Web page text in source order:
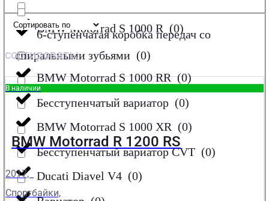
BMW Motorrad S 1000 R (0)
BMW Motorrad S 1000 RR (0)
BMW Motorrad S 1000 XR (0)
Ducati Diavel V4 (0)
6-ступенчатая коробка передач со
спиральными зубьями (0)
Бесступенчатый вариатор (0)
Бесступенчатый вариатор CVT (0)
сортировать:
В наличии
BMW Motorrad R 1200 RS
2017,
Спортбайки,